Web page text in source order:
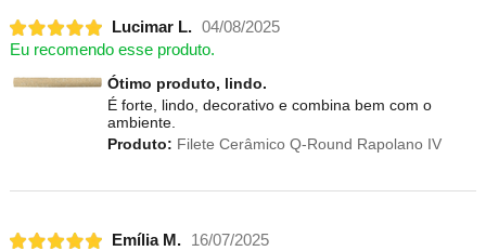
Lucimar L. 04/08/2025
Eu recomendo esse produto.
Ótimo produto, lindo.
É forte, lindo, decorativo e combina bem com o
ambiente.
Produto: Filete Cerâmico Q-Round Rapolano IV
Emília M.
16/07/2025